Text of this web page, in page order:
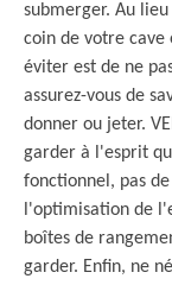
submerger. Au lieu
coin de votre cave
éviter est de ne
assurez-vous de
donner ou jeter.
garder à l'esprit
fonctionnel, pas
l'optimisation de
boîtes de
garder. Enfin, ne